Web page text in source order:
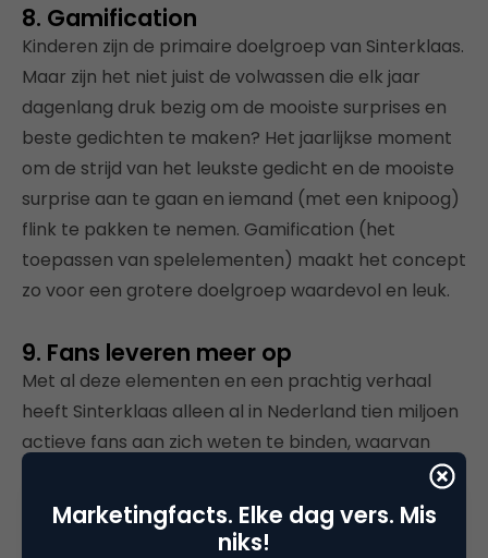
8. Gamification
Kinderen zijn de primaire doelgroep van Sinterklaas.
Maar zijn het niet juist de volwassen die elk jaar
dagenlang druk bezig om de mooiste surprises en
beste gedichten te maken? Het jaarlijkse moment
om de strijd van het leukste gedicht en de mooiste
surprise aan te gaan en iemand (met een knipoog)
flink te pakken te nemen. Gamification (het
toepassen van spelelementen) maakt het concept
zo voor een grotere doelgroep waardevol en leuk.
9. Fans leveren meer op
Met al deze elementen en een prachtig verhaal
heeft Sinterklaas alleen al in Nederland tien miljoen
actieve fans aan zich weten te binden, waarvan
ruim een miljoen harde kern. En dat merk je. Het
Sinterklaas journaal, boekjes, films, optredens in
televisieprogramma’s, stadscentra, winkels en
Marketingfacts. Elke dag vers. Mis
niks!